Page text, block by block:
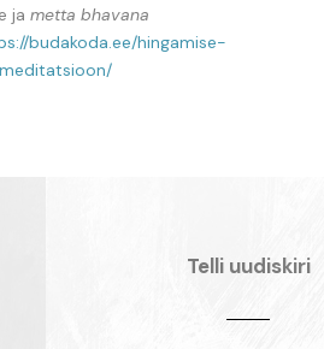
ja metta bhavana
budakoda.ee/hingamise-
Telli uudiskiri